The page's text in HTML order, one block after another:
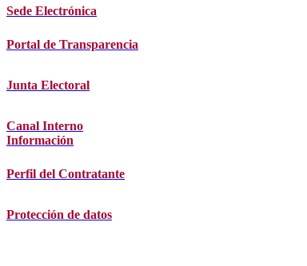
Sede Electrónica
Portal de Transparencia
Junta Electoral
Canal Interno
Información
Perfil del Contratante
Protección de datos